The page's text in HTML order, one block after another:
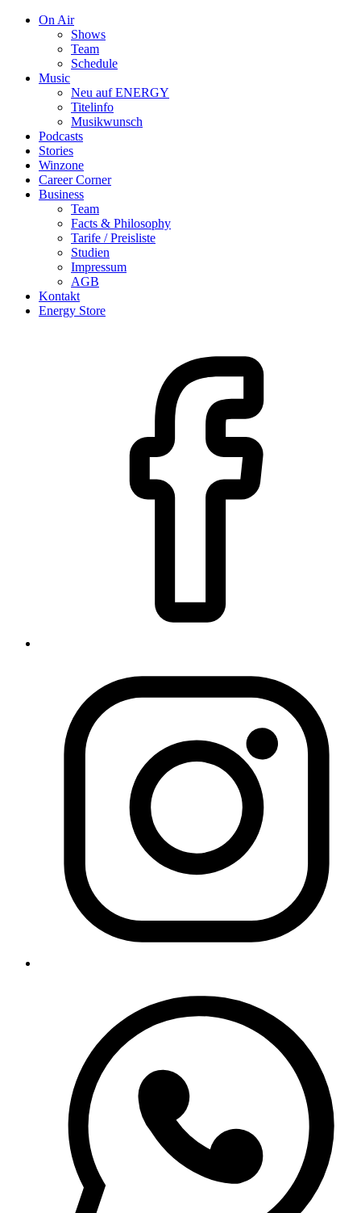
On Air
Shows
Team
Schedule
Music
Neu auf ENERGY
Titelinfo
Musikwunsch
Podcasts
Stories
Winzone
Career Corner
Business
Team
Facts & Philosophy
Tarife / Preisliste
Studien
Impressum
AGB
Kontakt
Energy Store